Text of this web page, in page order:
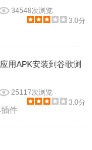
34548次浏览
3.0分
用APK安装到谷歌浏
25117次浏览
3.0分
件